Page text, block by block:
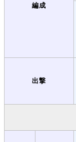
編成
出撃